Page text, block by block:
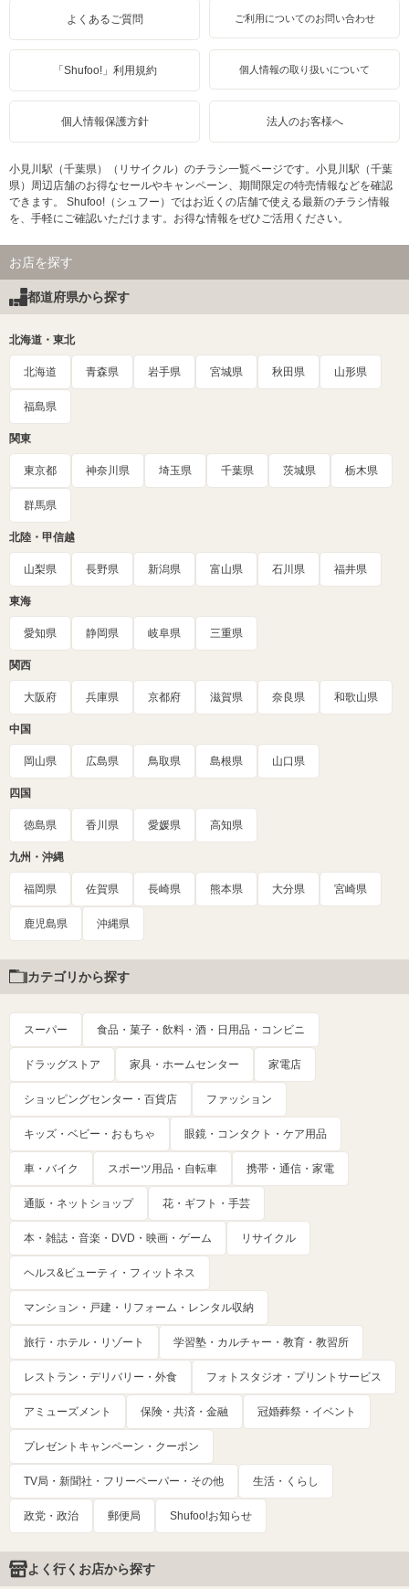
よくあるご質問 ご利用についてのお問い合わせ
「Shufoo!」利用規約 個人情報の取り扱いについて
個人情報保護方針 法人のお客様へ
小見川駅（千葉県）（リサイクル）のチラシ一覧ページです。小見川駅（千葉
県）周辺店舗のお得なセールやキャンペーン、期間限定の特売情報などを確認
できます。 Shufoo!（シュフー）ではお近くの店舗で使える最新のチラシ情報
を、手軽にご確認いただけます。お得な情報をぜひご活用ください。
お店を探す
都道府県から探す
北海道・東北
北海道 青森県 岩手県 宮城県 秋田県 山形県
福島県
関東
東京都 神奈川県 埼玉県 千葉県 茨城県 栃木県
群馬県
北陸・甲信越
山梨県 長野県 新潟県 富山県 石川県 福井県
東海
愛知県 静岡県 岐阜県 三重県
関西
大阪府 兵庫県 京都府 滋賀県 奈良県 和歌山県
中国
岡山県 広島県 鳥取県 島根県 山口県
四国
徳島県 香川県 愛媛県 高知県
九州・沖縄
福岡県 佐賀県 長崎県 熊本県 大分県 宮崎県
鹿児島県 沖縄県
カテゴリから探す
スーパー 食品・菓子・飲料・酒・日用品・コンビニ
ドラッグストア 家具・ホームセンター 家電店
ショッピングセンター・百貨店 ファッション
キッズ・ベビー・おもちゃ 眼鏡・コンタクト・ケア用品
車・バイク スポーツ用品・自転車 携帯・通信・家電
通販・ネットショップ 花・ギフト・手芸
本・雑誌・音楽・DVD・映画・ゲーム リサイクル
ヘルス&ビューティ・フィットネス
マンション・戸建・リフォーム・レンタル収納
旅行・ホテル・リゾート 学習塾・カルチャー・教育・教習所
レストラン・デリバリー・外食 フォトスタジオ・プリントサービス
アミューズメント 保険・共済・金融 冠婚葬祭・イベント
プレゼントキャンペーン・クーポン
TV局・新聞社・フリーペーパー・その他 生活・くらし
政党・政治 郵便局 Shufoo!お知らせ
よく行くお店から探す